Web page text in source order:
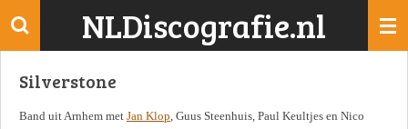
Ga
de
NLDiscografie.nl
Silverstone
Band uit Arnhem met Jan Klop, Guus Steenhuis, Paul Keultjes en Nico